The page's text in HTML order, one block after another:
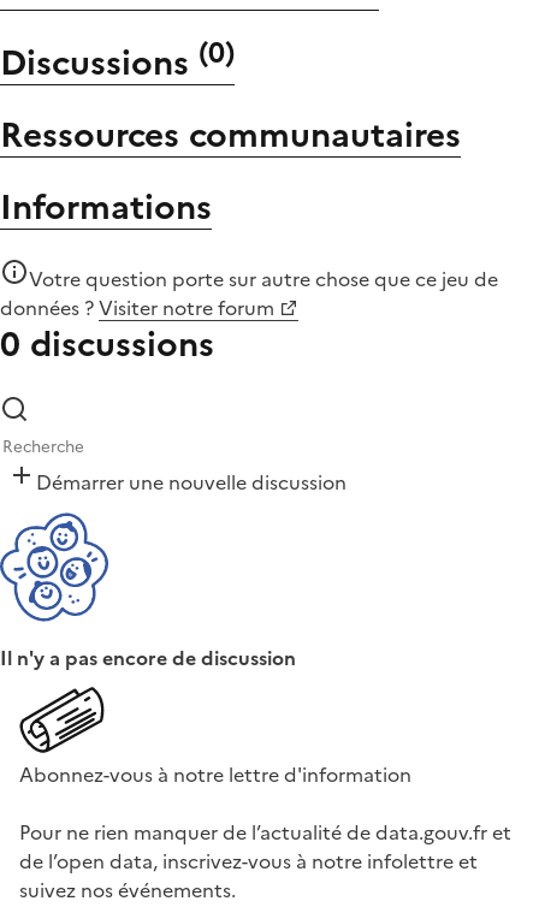
Discussions (0)
Ressources communautaires
Informations
Votre question porte sur autre chose quece jeu de
données ?Visiter notre forum
0 discussions
Démarrer une nouvelle discussion
Il n'y a pas encore de discussion
Abonnez-vous à notre lettre d'information
Pour ne rien manquer de l’actualité de data.gouv.fr et
de l’open data, inscrivez-vous à notre infolettre et
suivez nos événements.